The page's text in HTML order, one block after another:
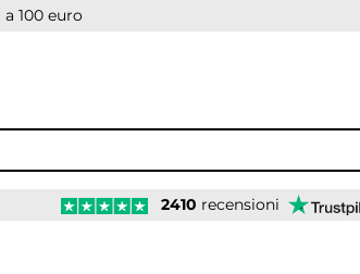
100 euro
2410 recensioni